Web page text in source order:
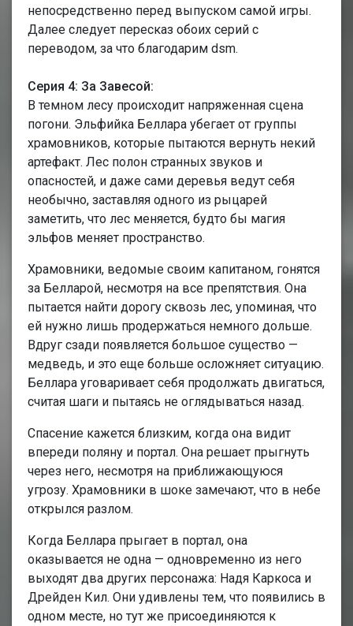
непосредственно перед выпуском самой игры.
Далее следует пересказ обоих серий с
переводом, за что благодарим dsm.
Серия 4: За Завесой:
В темном лесу происходит напряженная сцена
погони. Эльфийка Беллара убегает от группы
храмовников, которые пытаются вернуть некий
артефакт. Лес полон странных звуков и
опасностей, и даже сами деревья ведут себя
необычно, заставляя одного из рыцарей
заметить, что лес меняется, будто бы магия
эльфов меняет пространство.
Храмовники, ведомые своим капитаном, гонятся
за Белларой, несмотря на все препятствия. Она
пытается найти дорогу сквозь лес, упоминая, что
ей нужно лишь продержаться немного дольше.
Вдруг сзади появляется большое существо —
медведь, и это еще больше осложняет ситуацию.
Беллара уговаривает себя продолжать двигаться,
считая шаги и пытаясь не оглядываться назад.
Спасение кажется близким, когда она видит
впереди поляну и портал. Она решает прыгнуть
через него, несмотря на приближающуюся
угрозу. Храмовники в шоке замечают, что в небе
открылся разлом.
Когда Беллара прыгает в портал, она
оказывается не одна — одновременно из него
выходят два других персонажа: Надя Каркоса и
Дрейден Кил. Они удивлены тем, что появились в
одном месте, но тут же присоединяются к